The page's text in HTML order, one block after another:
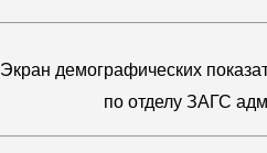
Экран демографических
по отделу ЗАГС